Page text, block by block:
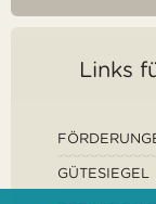
Links
GÜTESIEGEL